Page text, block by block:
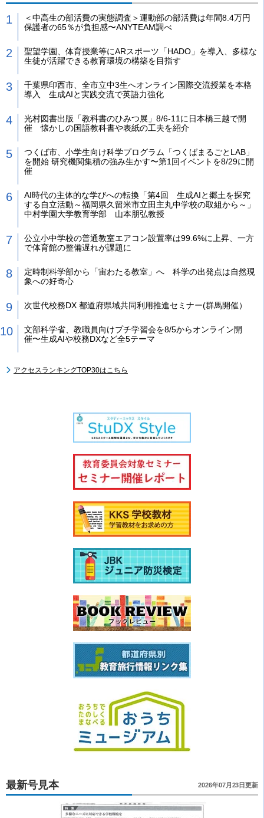
＜中高生の部活費の実態調査＞運動部の部活費は年間8.4万円
保護者の65％が負担感〜ANYTEAM調べ
聖望学園、体育授業等にARスポーツ「HADO」を導入、多様な
生徒が活躍できる教育環境の構築を目指す
千葉県印西市、全市立中3生へオンライン国際交流授業を本格
導入 生成AIと実践交流で英語力強化
光村図書出版「教科書のひみつ展」8/6-11に日本橋三越で開
催 懐かしの国語教科書や表紙の工夫を紹介
つくば市、小学生向け科学プログラム「つくばまるごとLAB」
を開始 研究機関集積の強み生かす〜第1回イベントを8/29に開
催
AI時代の主体的な学びへの転換「第4回 生成AIと郷土を探究
する自立活動～福岡県久留米市立田主丸中学校の取組から～」
中村学園大学教育学部 山本朋弘教授
公立小中学校の普通教室エアコン設置率は99.6%に上昇、一方
で体育館の整備遅れが課題に
定時制科学部から「宙わたる教室」へ 科学の出発点は自然現
象への好奇心
次世代校務DX 都道府県域共同利用推進セミナー(群馬開催）
文部科学省、教職員向けプチ学習会を8/5からオンライン開
催〜生成AIや校務DXなど全5テーマ
アクセスランキングTOP30はこちら
最新号見本 2026年07月23日更新